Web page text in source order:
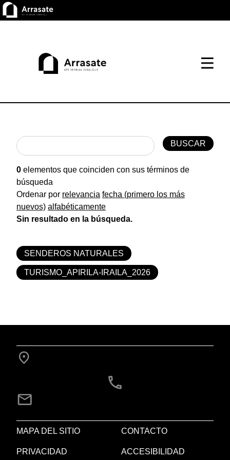
0 elementos que coinciden con sus términos de
búsqueda
Ordenar por relevancia fecha (primero los más
nuevos) alfabéticamente
Sin resultado en la búsqueda.
SENDEROS NATURALES
TURISMO_APIRILA-IRAILA_2026
MAPA DEL SITIO CONTACTO
PRIVACIDAD ACCESIBILIDAD